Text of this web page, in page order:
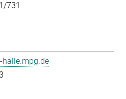
731